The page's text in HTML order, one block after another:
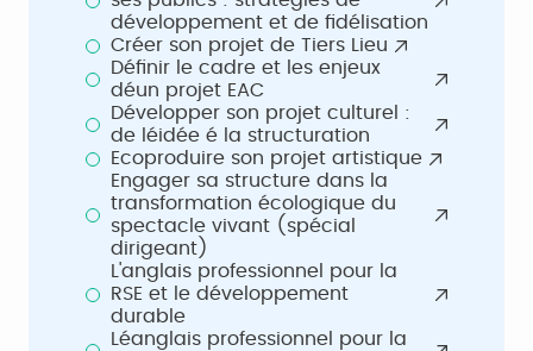
développement et de fidélisation
Créer son projet de Tiers Lieu
Définir le cadre et les enjeux
déun projet EAC
Développer son projet culturel :
de léidée é la structuration
Ecoproduire son projet artistique
Engager sa structure dans la
transformation écologique du
spectacle vivant (spécial
dirigeant)
L'anglais professionnel pour la
RSE et le développement
durable
Léanglais professionnel pour la